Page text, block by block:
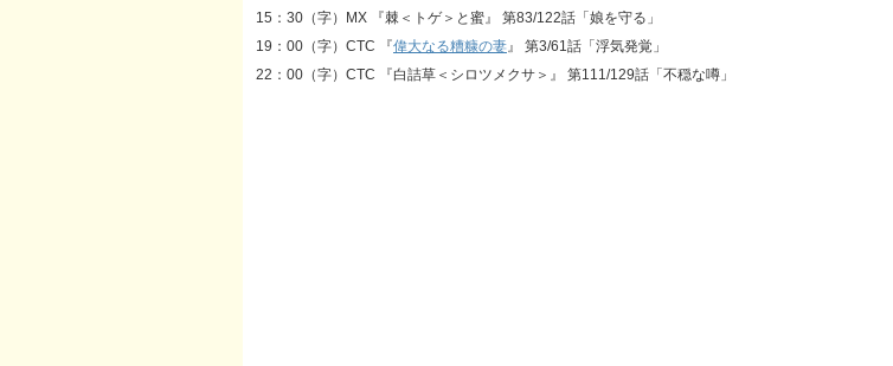
15：30（字）MX 『棘＜トゲ＞と蜜』 第83/122話「娘を守る」
19：00（字）CTC 『偉大なる糟糠の妻』 第3/61話「浮気発覚」
22：00（字）CTC 『白詰草＜シロツメクサ＞』 第111/129話「不穏な噂」